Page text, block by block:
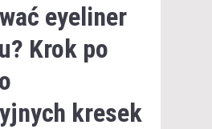
eyeliner
Krok po
kresek